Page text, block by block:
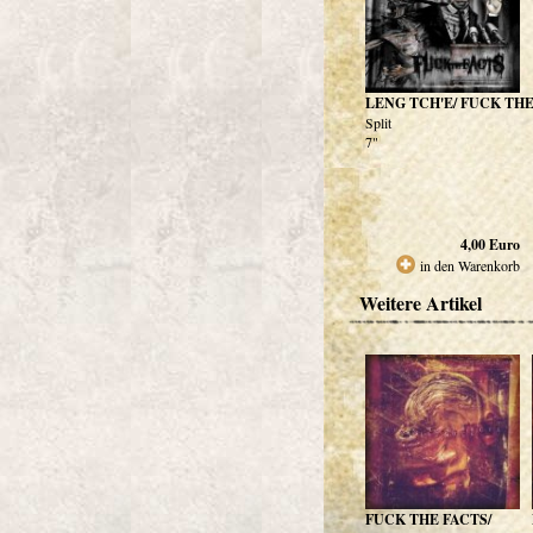
LENG TCH'E/ FUCK
Split
7"
4,00Euro
in den Warenkorb
Weitere Artikel
FUCK THE FACTS/